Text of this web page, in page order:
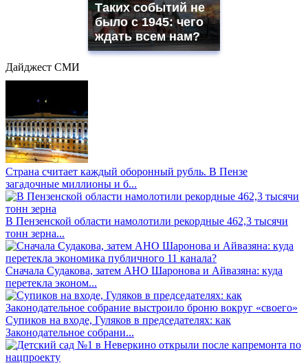
Таких событий не
было с 1945: чего
ждать всем нам?
Дайджест СМИ
Страна считает каждый оборонный рубль. В Пензе
загадочные миллионы и б...
В Пензенской области намолотили рекордные 462,3 тысячи
тонн зерна...
Сначала Судакова, затем АНО Шаронова и Айвазяна: куда
перетекла эконом...
Супиков на входе, Гуляков в председателях: как
Законодательное собрани...